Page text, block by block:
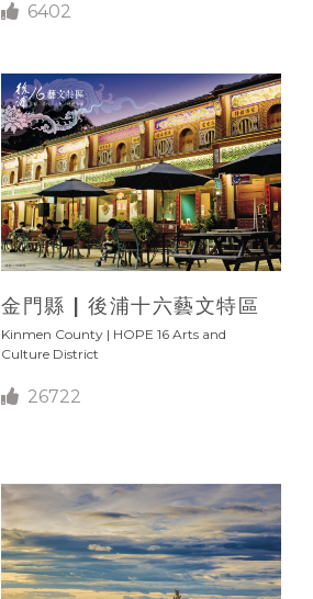
6402
金門縣 | 後浦十六藝文特區
Kinmen County | HOPE 16 Arts and
Culture District
26722